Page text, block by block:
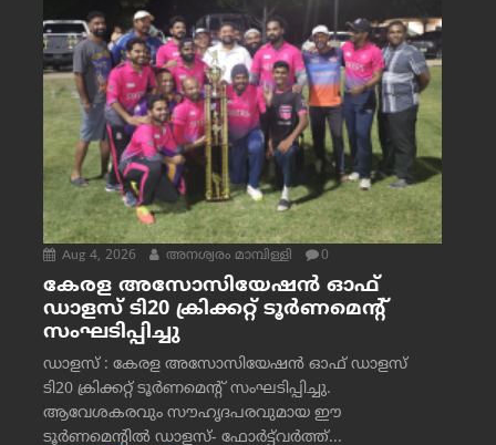
Aug 4, 2026 അനശ്വരം മാമ്പിള്ളി 0
കേരള അസോസിയേഷൻ ഓഫ്
ഡാളസ് ടി20 ക്രിക്കറ്റ് ടൂർണമെന്റ്
സംഘടിപ്പിച്ചു
ഡാളസ് : കേരള അസോസിയേഷൻ ഓഫ് ഡാളസ്
ടി20 ക്രിക്കറ്റ് ടൂർണമെന്റ് സംഘടിപ്പിച്ചു.
ആവേശകരവും സൗഹൃദപരവുമായ ഈ
ടൂർണമെന്റിൽ ഡാളസ്- ഫോർട്ട്‌വര്‍ത്ത്...